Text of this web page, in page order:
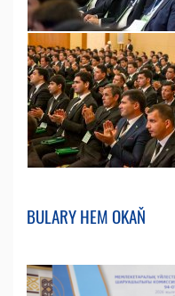
BULARY HEM OKAŇ